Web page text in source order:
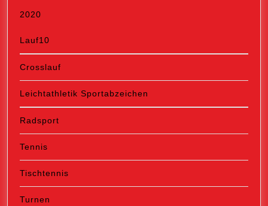
2020
Lauf10
Crosslauf
Leichtathletik Sportabzeichen
Radsport
Tennis
Tischtennis
Turnen